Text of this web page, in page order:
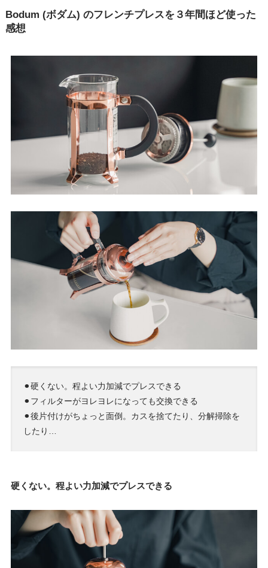
Bodum (ボダム) のフレンチプレスを３年間ほど使った
感想
⚫︎硬くない。程よい力加減でプレスできる
⚫︎フィルターがヨレヨレになっても交換できる
⚫︎後片付けがちょっと面倒。カスを捨てたり、分解掃除を
したり…
硬くない。程よい力加減でプレスできる